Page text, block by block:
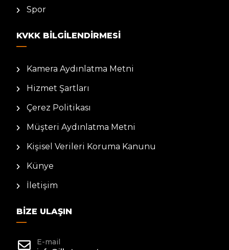
Spor
KVKK BILGILENDIRMESI
Kamera Aydınlatma Metni
Hizmet Şartları
Çerez Politikası
Müşteri Aydınlatma Metni
Kişisel Verileri Koruma Kanunu
Künye
İletişim
BIZE ULAŞIN
E-mail